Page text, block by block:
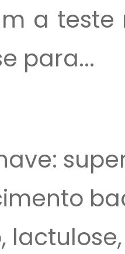
a teste
para...